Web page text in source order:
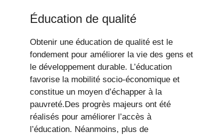
Éducation de qualité
Obtenir une éducation de qualité est le
fondement pour améliorer la vie des gens et
le développement durable. L’éducation
favorise la mobilité socio-économique et
constitue un moyen d’échapper à la
pauvreté.Des progrès majeurs ont été
réalisés pour améliorer l’accès à
l’éducation. Néanmoins, plus de